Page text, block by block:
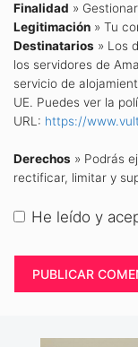
Finalidad »
Legitimación » Tu
Destinatarios » Los
los servidores de
servicio de
UE. Puedes ver la
URL: https://
Derechos » Podrás
rectificar, limitar y
He leído y